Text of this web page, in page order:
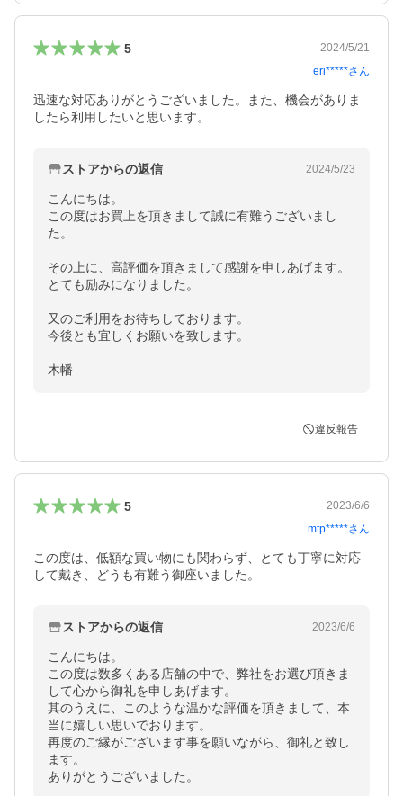
5
2024/5/21
eri*****さん
迅速な対応ありがとうございました。また、機会がありま
したら利用したいと思います。
ストアからの返信 2024/5/23
こんにちは。
この度はお買上を頂きまして誠に有難うございまし
た。
その上に、高評価を頂きまして感謝を申しあげます。
とても励みになりました。
又のご利用をお待ちしております。
今後とも宜しくお願いを致します。
木幡
違反報告
5
2023/6/6
mtp*****さん
この度は、低額な買い物にも関わらず、とても丁寧に対応
して戴き、どうも有難う御座いました。
ストアからの返信 2023/6/6
こんにちは。
この度は数多くある店舗の中で、弊社をお選び頂きま
して心から御礼を申しあげます。
其のうえに、このような温かな評価を頂きまして、本
当に嬉しい思いでおります。
再度のご縁がございます事を願いながら、御礼と致し
ます。
ありがとうございました。